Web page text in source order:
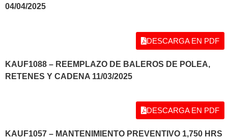
04/04/2025
DESCARGA EN PDF
KAUF1088 – REEMPLAZO DE BALEROS DE POLEA,
RETENES Y CADENA 11/03/2025
DESCARGA EN PDF
KAUF1057 – MANTENIMIENTO PREVENTIVO 1,750 HRS